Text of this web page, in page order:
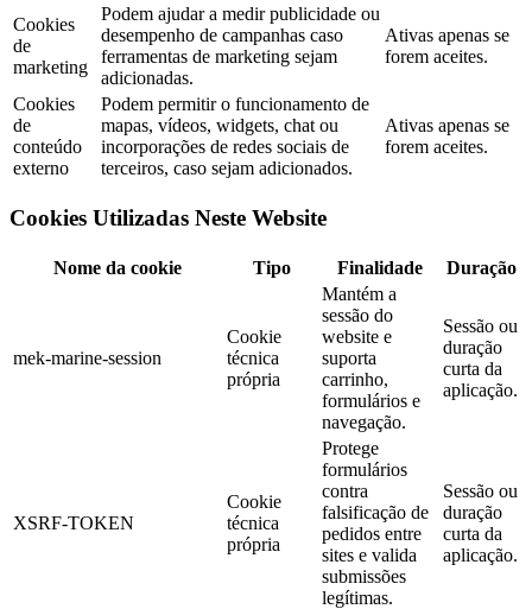
Cookies
de
marketing
Podem ajudar a medir publicidade ou
desempenho de campanhas caso
ferramentas de marketing sejam
adicionadas.
Ativas apenas se
forem aceites.
Cookies
de
conteúdo
externo
Podem permitir o funcionamento de
mapas, vídeos, widgets, chat ou
incorporações de redes sociais de
terceiros, caso sejam adicionados.
Ativas apenas se
forem aceites.
Cookies Utilizadas Neste Website
Nome da cookie Tipo Finalidade Duração
mek-marine-session
Cookie
técnica
própria
Mantém a
sessão do
website e
suporta
carrinho,
formulários e
navegação.
Sessão ou
duração
curta da
aplicação.
XSRF-TOKEN
Cookie
técnica
própria
Protege
formulários
contra
falsificação de
pedidos entre
sites e valida
submissões
legítimas.
Sessão ou
duração
curta da
aplicação.